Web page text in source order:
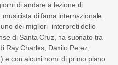
di andare a lezione di
, musicista di fama internazionale.
dei migliori interpreti dello
di Santa Cruz, ha suonato tra
Ray Charles, Danilo Perez,
e con alcuni nomi di primo piano